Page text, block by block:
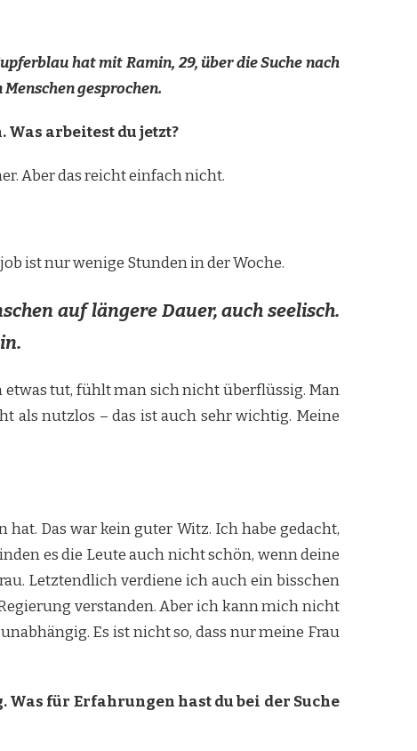
hat mit Ramin, 29, über die Suche nach
gesprochen.
arbeitest du jetzt?
Aber das reicht einfach nicht.
ist nur wenige Stunden in der Woche.
auf längere Dauer, auch seelisch.
tut, fühlt man sich nicht überflüssig. Man
als nutzlos – das ist auch sehr wichtig. Meine
Das war kein guter Witz. Ich habe gedacht,
es die Leute auch nicht schön, wenn deine
Letztendlich verdiene ich auch ein bisschen
verstanden. Aber ich kann mich nicht
Es ist nicht so, dass nur meine Frau
für Erfahrungen hast du bei der Suche